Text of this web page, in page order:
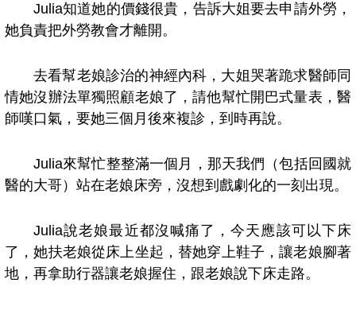
Julia知道她的價錢很貴，告訴大姐要去申請外勞，
她負責把外勞教會才離開。
去看幫老娘診治的神經內科，大姐哭著跪求醫師同
情她沒辦法單獨照顧老娘了，請他幫忙開巴式量表，醫
師嘆口氣，要她三個月後來複診，到時再說。
Julia來幫忙整整滿一個月，那天我們（包括回國就
醫的大哥）站在老娘床旁，沒想到戲劇化的一刻出現。
Julia說老娘最近都沒喊痛了，今天應該可以下床
了，她扶老娘從床上坐起，替她穿上鞋子，讓老娘腳著
地，再拿助行器讓老娘握住，跟老娘說下床走路。